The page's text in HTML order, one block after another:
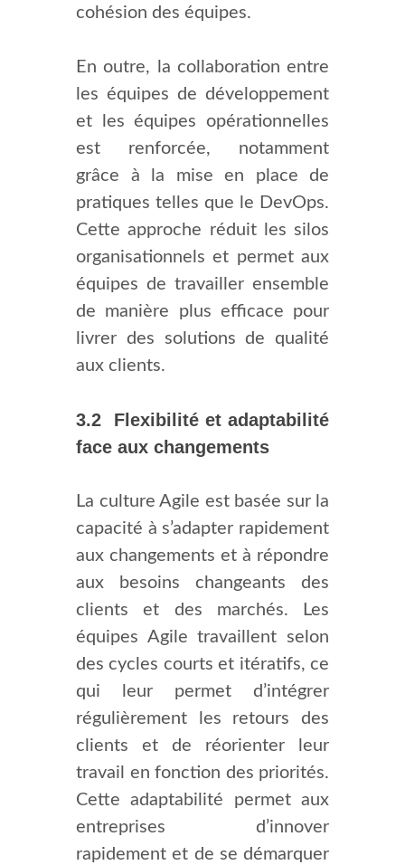
cohésion des équipes.
En outre, la collaboration entre
les équipes de développement
et les équipes opérationnelles
est renforcée, notamment
grâce à la mise en place de
pratiques telles que le DevOps.
Cette approche réduit les silos
organisationnels et permet aux
équipes de travailler ensemble
de manière plus efficace pour
livrer des solutions de qualité
aux clients.
3.2 Flexibilité et adaptabilité
face aux changements
La culture Agile est basée sur la
capacité à s’adapter rapidement
aux changements et à répondre
aux besoins changeants des
clients et des marchés. Les
équipes Agile travaillent selon
des cycles courts et itératifs, ce
qui leur permet d’intégrer
régulièrement les retours des
clients et de réorienter leur
travail en fonction des priorités.
Cette adaptabilité permet aux
entreprises d’innover
rapidement et de se démarquer